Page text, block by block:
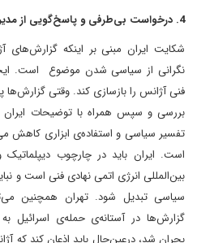
4. درخواست بی‌طرفی و پاسخ‌گویی از مدیرکل آژانس:
شکایت ایران مبنی بر اینکه گزارش‌های
نگرانی از سیاسی شدن موضوع است.
فنی آژانس را بازسازی کند. وقتی
بررسی و سپس همراه با توضیحات ایران
تفسیر سیاسی و استفاده‌ی ابزاری کاهش
است. ایران باید در چارچوب دیپلماتیک
بین‌المللی انرژی اتمی نهادی فنی است و
سیاسی تبدیل شود. تهران همچنین
گزارش‌ها در آستانه‌ی حمله‌ی
بحران شد، درعین‌حال باید اذعان کند که